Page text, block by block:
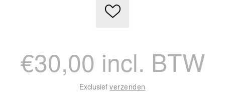
€30,00 incl. BTW
Exclusiefverzenden